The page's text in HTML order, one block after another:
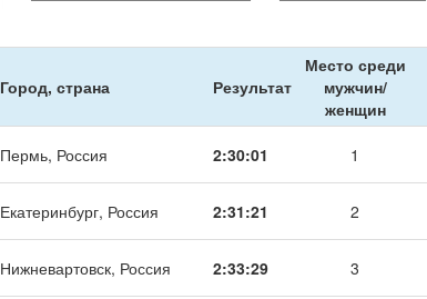
Город, страна Результат
Место среди
мужчин/
женщин
Пермь, Россия 2:30:01 1
Екатеринбург, Россия 2:31:21 2
Нижневартовск, Россия 2:33:29 3